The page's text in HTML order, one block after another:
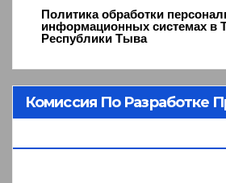
Политика обработки
информационных системах
Республики Тыва
Комиссия По Разработке